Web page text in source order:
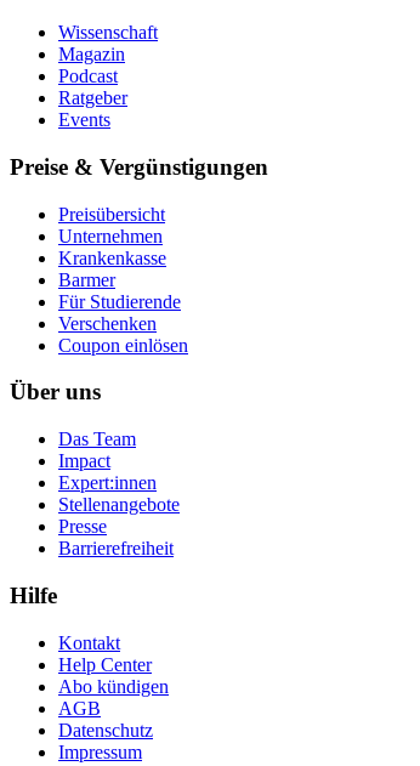
Wissenschaft
Magazin
Podcast
Ratgeber
Events
Preise & Vergünstigungen
Preisübersicht
Unternehmen
Krankenkasse
Barmer
Für Studierende
Ver­schen­ken
Coupon einlösen
Über uns
Das Team
Impact
Expert:innen
Stellenangebote
Presse
Barrierefreiheit
Hilfe
Kontakt
Help Center
Abo kündigen
AGB
Datenschutz
Impressum